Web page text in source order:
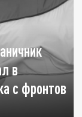
в
с фронтов